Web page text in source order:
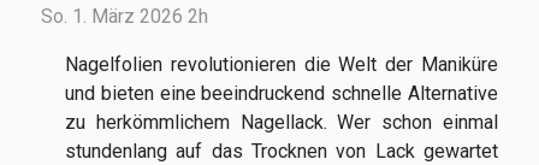
So. 1. März 2026 2h
Nagelfolien revolutionieren die Welt der Maniküre
und bieten eine beeindruckend schnelle Alternative
zu herkömmlichem Nagellack. Wer schon einmal
stundenlang auf das Trocknen von Lack gewartet